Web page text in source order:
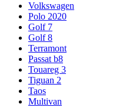
Volkswagen
Polo 2020
Golf 7
Golf 8
Terramont
Passat b8
Touareg 3
Tiguan 2
Taos
Multivan